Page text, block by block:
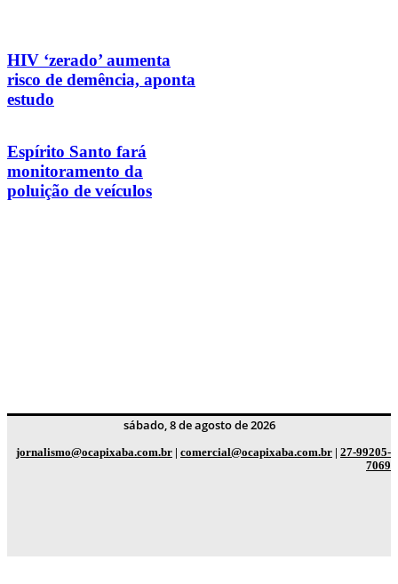
HIV ‘zerado’ aumenta
risco de demência, aponta
estudo
Espírito Santo fará
monitoramento da
poluição de veículos
sábado, 8 de agosto de 2026
jornalismo@ocapixaba.com.br | comercial@ocapixaba.com.br | 27-99205-
7069